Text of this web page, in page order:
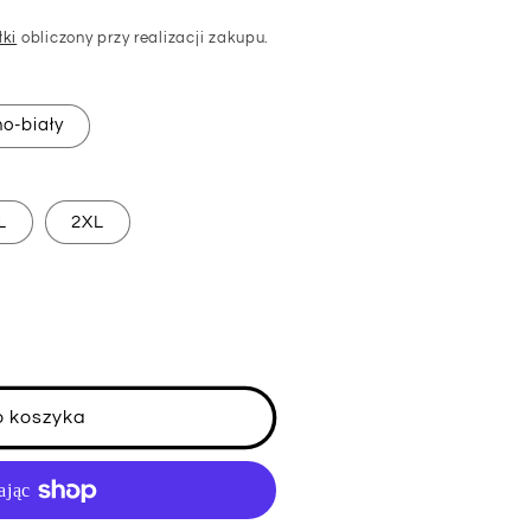
obliczony przy realizacji zakupu.
biały
2XL
koszyka